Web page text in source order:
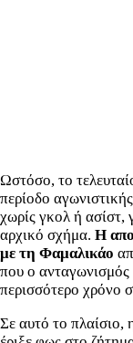
Ωστόσο, το
περίοδο
χωρίς γκολ ή ασίστ,
αρχικό σχήμα. Η
με τη Φαμαλικάο
που ο ανταγωνισμός
περισσότερο χρόνο
Σε αυτό το πλαίσιο,